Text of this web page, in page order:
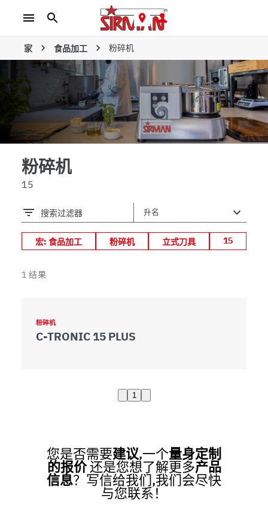
家 食品加工 粉碎机
粉碎机
15
搜索过滤器
宏: 食品加工 粉碎机 立式刀具 15
1 结果
粉碎机
C-TRONIC 15 PLUS
1
您是否需要建议,一个量身定制
的报价还是您想了解更多产品
信息？写信给我们,我们会尽快
与您联系！